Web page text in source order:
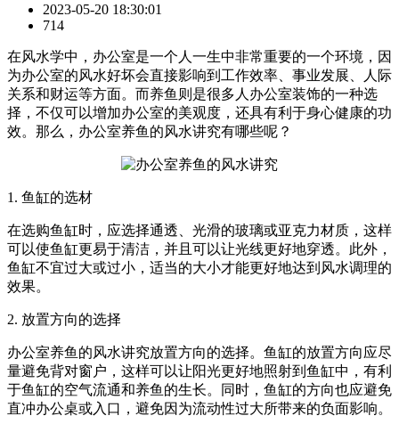
2023-05-20 18:30:01
714
在风水学中，办公室是一个人一生中非常重要的一个环境，因
为办公室的风水好坏会直接影响到工作效率、事业发展、人际
关系和财运等方面。而养鱼则是很多人办公室装饰的一种选
择，不仅可以增加办公室的美观度，还具有利于身心健康的功
效。那么，办公室养鱼的风水讲究有哪些呢？
1. 鱼缸的选材
在选购鱼缸时，应选择通透、光滑的玻璃或亚克力材质，这样
可以使鱼缸更易于清洁，并且可以让光线更好地穿透。此外，
鱼缸不宜过大或过小，适当的大小才能更好地达到风水调理的
效果。
2. 放置方向的选择
办公室养鱼的风水讲究放置方向的选择。鱼缸的放置方向应尽
量避免背对窗户，这样可以让阳光更好地照射到鱼缸中，有利
于鱼缸的空气流通和养鱼的生长。同时，鱼缸的方向也应避免
直冲办公桌或入口，避免因为流动性过大所带来的负面影响。